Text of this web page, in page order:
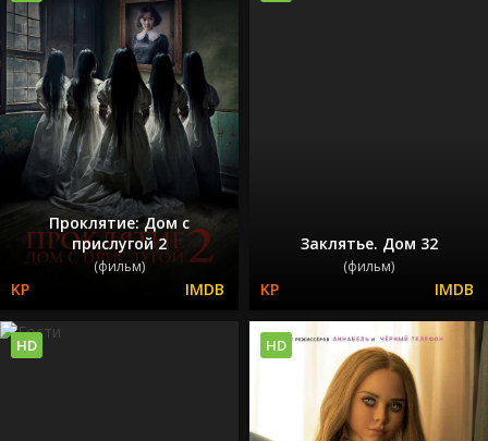
Проклятие: Дом с
прислугой 2
(фильм)
Заклятье. Дом 32
(фильм)
HD HD